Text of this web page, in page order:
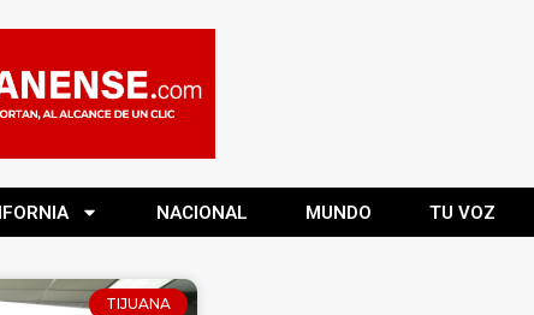
NACIONAL MUNDO TU VOZ
TIJUANA